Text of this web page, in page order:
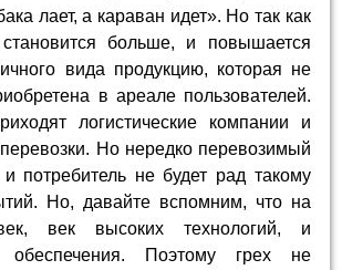
лает, а караван идет». Но так как
становится больше, и повышается
вида продукцию, которая не
в ареале пользователей.
логистические компании и
Но нередко перевозимый
и потребитель не будет рад такому
Но, давайте вспомним, что на
век высоких технологий, и
обеспечения. Поэтому грех не